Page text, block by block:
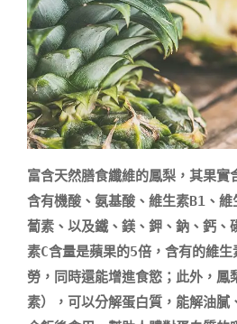
富含天然膳食纖維的鳳梨，其果實
含有機酸、氨基酸、維生素B1、維
蔔素、以及鐵、鎂、鉀、鈉、鈣、
素C含量是蘋果的5倍，含有的維
勞，同時還能增進食慾；此外，鳳
素），可以分解蛋白質，能解油膩